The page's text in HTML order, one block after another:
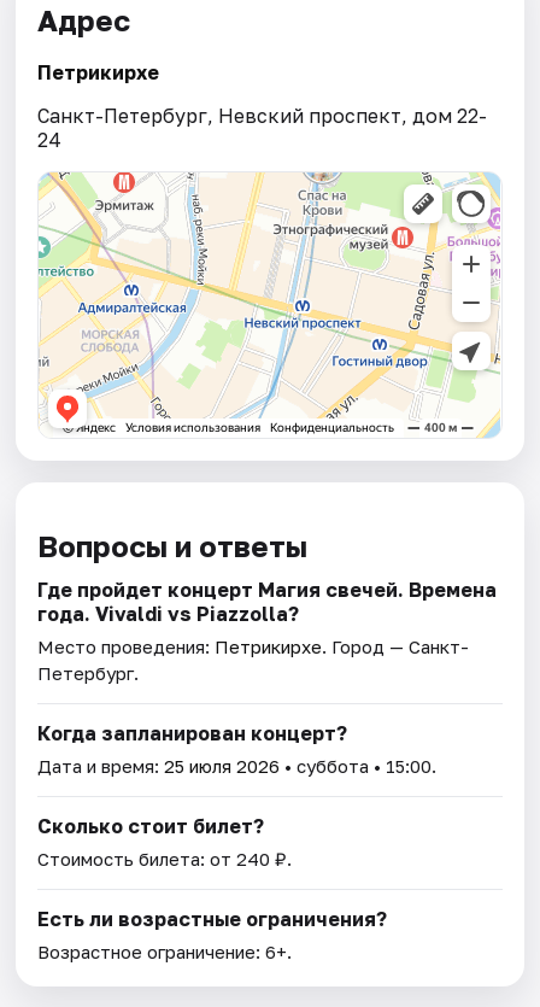
Адрес
Петрикирхе
Санкт-Петербург, Невский проспект, дом 22-
24
Вопросы и ответы
Где пройдет концерт Магия свечей. Времена
года. Vivaldi vs Piazzolla?
Место проведения: Петрикирхе. Город — Санкт-
Петербург.
Когда запланирован концерт?
Дата и время:25 июля 2026 • суббота • 15:00.
Сколько стоит билет?
Стоимость билета: от 240 ₽.
Есть ли возрастные ограничения?
Возрастное ограничение: 6+.